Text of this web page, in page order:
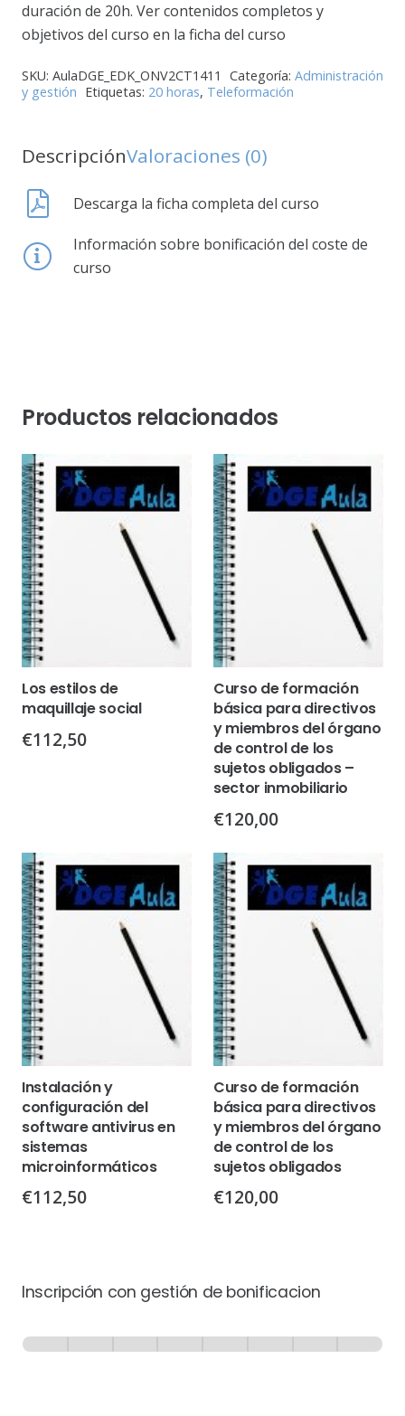
duración de 20h. Ver contenidos completos y
objetivos del curso en la ficha del curso
SKU: AulaDGE_EDK_ONV2CT1411 Categoría: Administración
y gestión Etiquetas: 20 horas, Teleformación
DescripciónValoraciones (0)
Descarga la ficha completa del curso
Información sobre bonificación del coste de
curso
Productos relacionados
Los estilos de
maquillaje social
€112,50
Curso de formación
básica para directivos
y miembros del órgano
de control de los
sujetos obligados –
sector inmobiliario
€120,00
Instalación y
configuración del
software antivirus en
sistemas
microinformáticos
€112,50
Curso de formación
básica para directivos
y miembros del órgano
de control de los
sujetos obligados
€120,00
Inscripción con gestión de bonificacion
-